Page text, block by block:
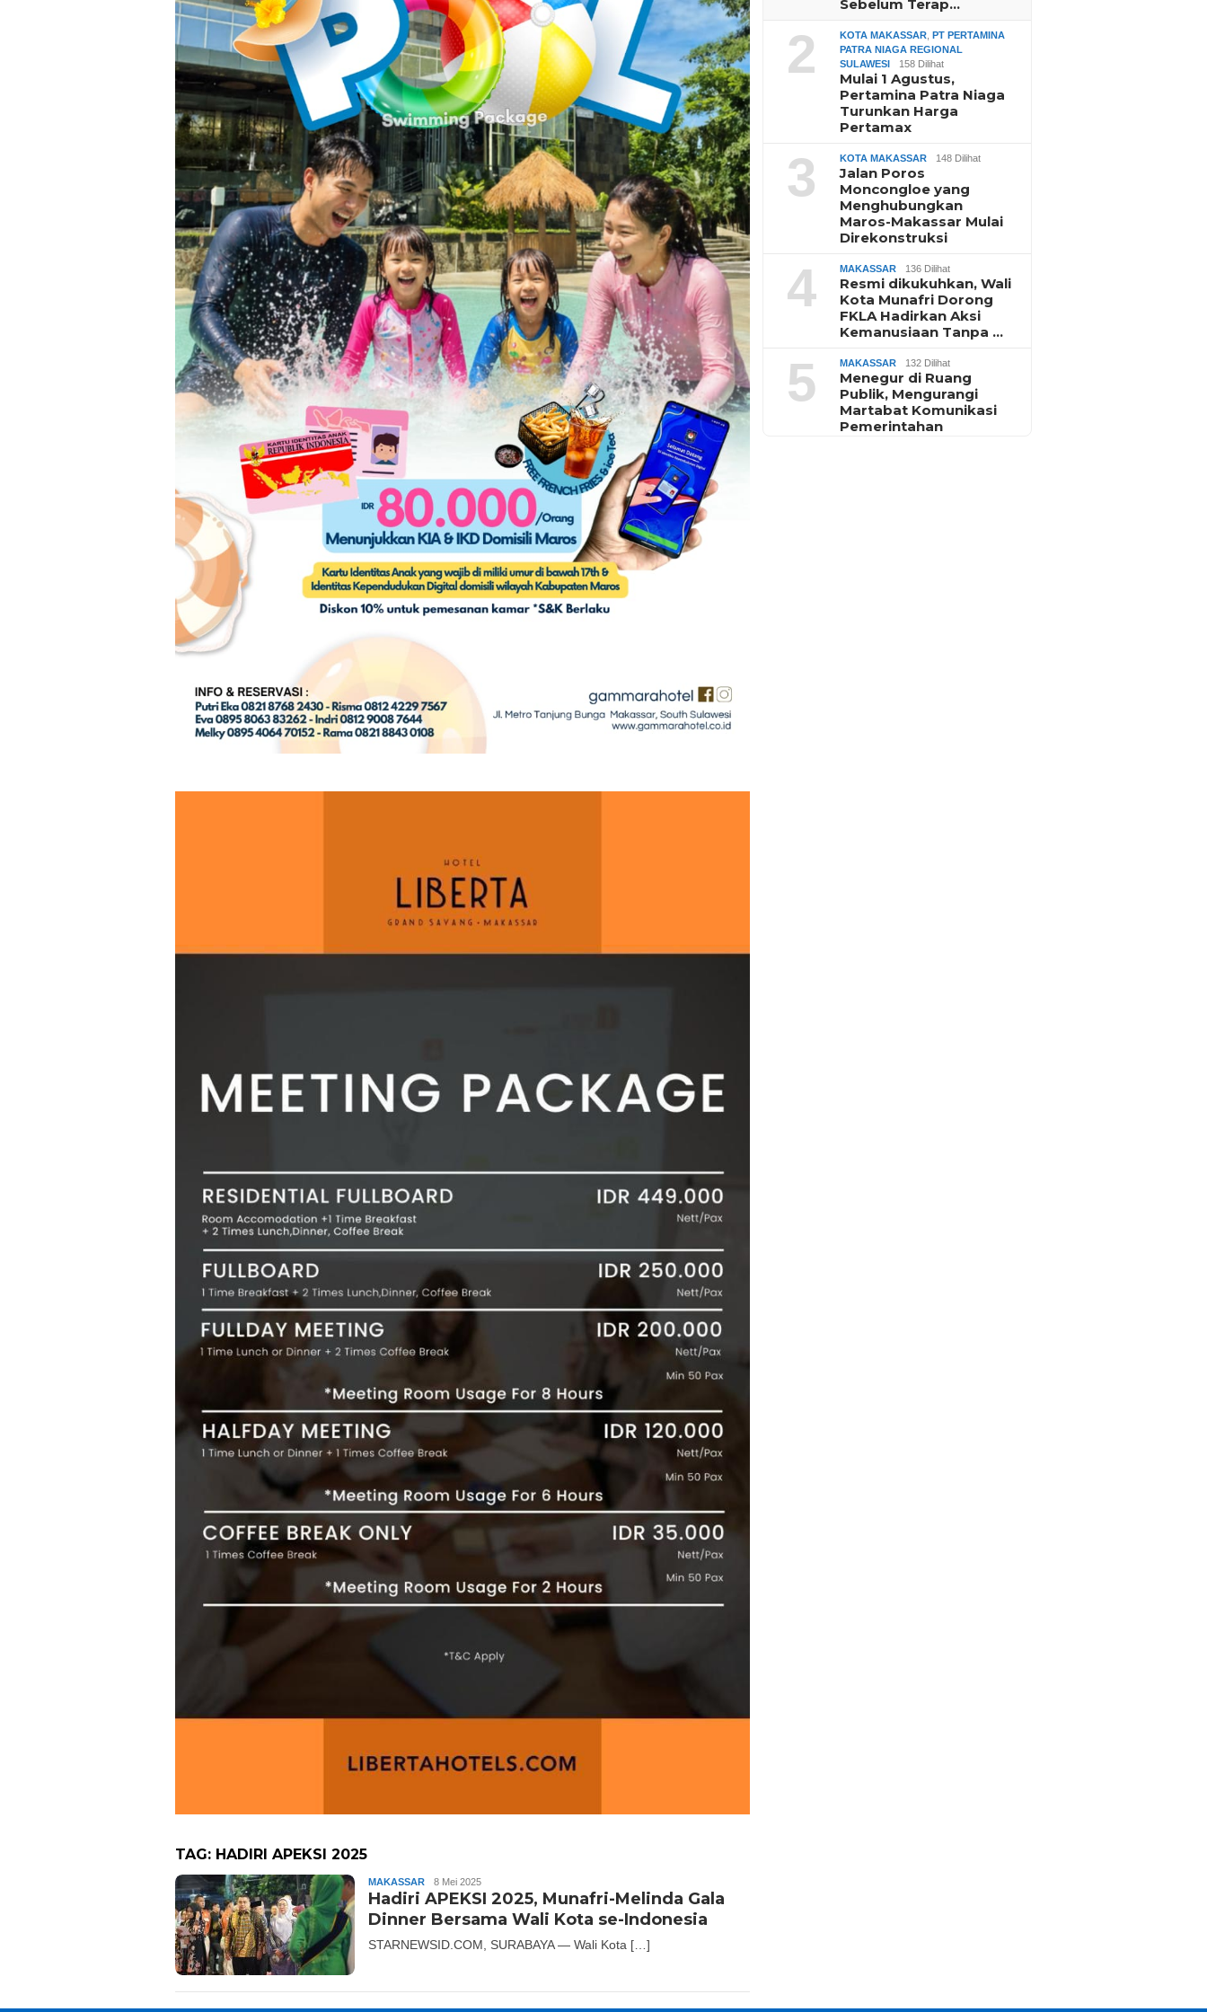
TAG: HADIRI APEKSI 2025
MAKASSAR Andika
8 Mei 2025
Hadiri APEKSI 2025, Munafri-Melinda Gala
Dinner Bersama Wali Kota se-Indonesia
STARNEWSID.COM, SURABAYA — Wali Kota […]
Sebelum Terap…
2 KOTA MAKASSAR ,PT PERTAMINA
PATRA NIAGA REGIONAL
SULAWESI
158 Dilihat
Mulai 1 Agustus,
Pertamina Patra Niaga
Turunkan Harga
Pertamax
3 KOTA MAKASSAR 148 Dilihat
Jalan Poros
Moncongloe yang
Menghubungkan
Maros-Makassar Mulai
Direkonstruksi
4 MAKASSAR 136 Dilihat
Resmi dikukuhkan, Wali
Kota Munafri Dorong
FKLA Hadirkan Aksi
Kemanusiaan Tanpa …
5 MAKASSAR 132 Dilihat
Menegur di Ruang
Publik, Mengurangi
Martabat Komunikasi
Pemerintahan